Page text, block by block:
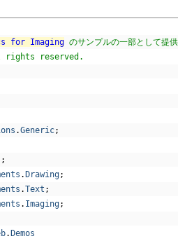
for Imaging のサンプルの一部として提
rights reserved.
.Generic;
;
. Drawing;
.Text ;
. Imaging;
. Demos